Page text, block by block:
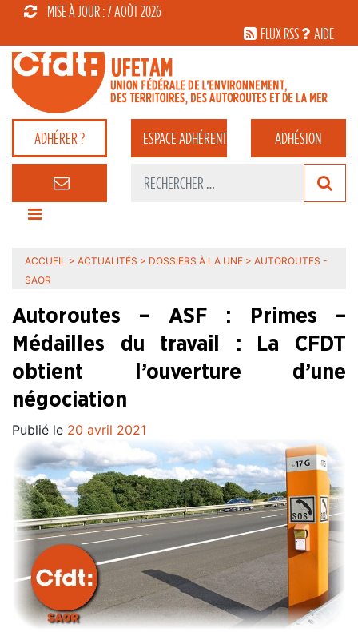
MISE À JOUR : 7 AOÛT 2026
FLUX RSS
AIDE
ADHÉRER ? ESPACEADHÉRENT ADHÉSION
ACCUEIL > ACTUALITÉS > DOSSIERS À LA UNE > AUTOROUTES -
SAOR
Autoroutes – ASF : Primes –
Médailles du travail : La CFDT
obtient l’ouverture d’une
négociation
Publié le 20 avril 2021